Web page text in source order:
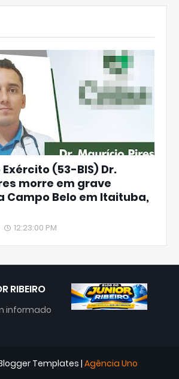
(53-BIS) Dr.
morre em grave
Campo Belo em Itaituba,
12:23:00 PM
RIBEIRO
informado
Templates | Agência Uno